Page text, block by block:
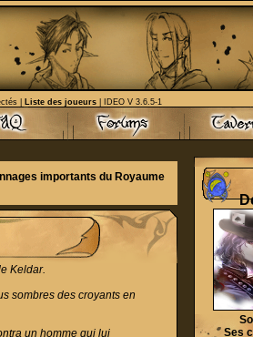
| Liste des joueurs| IDEO V 3.6.5-1
importants du Royaume
Keldar.
sombres des croyants en
un homme qui lui
Ses